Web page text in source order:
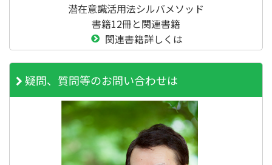
潜在意識活用法シルバメソッド
書籍12冊と関連書籍
関連書籍詳しくは
疑問、質問等のお問い合わせは